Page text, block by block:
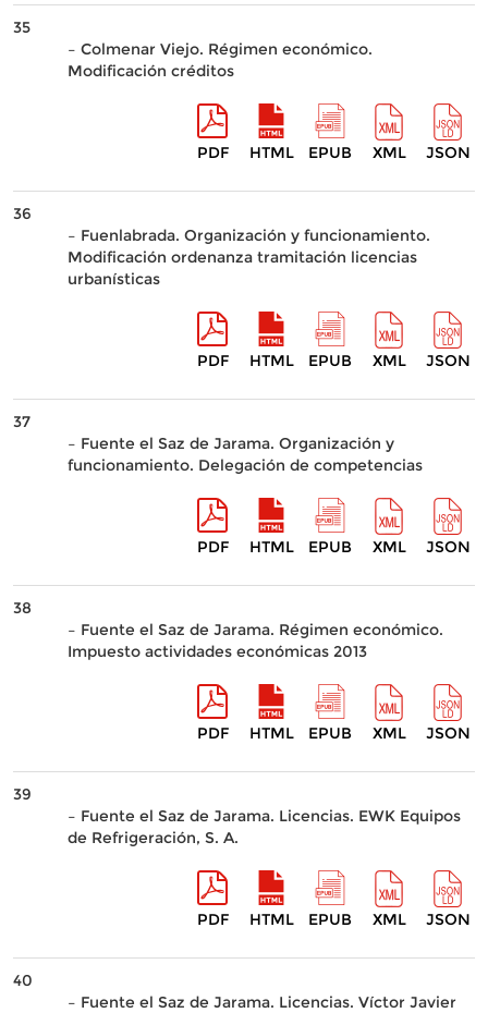
35
– Colmenar Viejo. Régimen económico.
Modificación créditos
PDF HTML EPUB XML JSON
36
– Fuenlabrada. Organización y funcionamiento.
Modificación ordenanza tramitación licencias
urbanísticas
PDF HTML EPUB XML JSON
37
– Fuente el Saz de Jarama. Organización y
funcionamiento. Delegación de competencias
PDF HTML EPUB XML JSON
38
– Fuente el Saz de Jarama. Régimen económico.
Impuesto actividades económicas 2013
PDF HTML EPUB XML JSON
39
– Fuente el Saz de Jarama. Licencias. EWK Equipos
de Refrigeración, S. A.
PDF HTML EPUB XML JSON
40
– Fuente el Saz de Jarama. Licencias. Víctor Javier